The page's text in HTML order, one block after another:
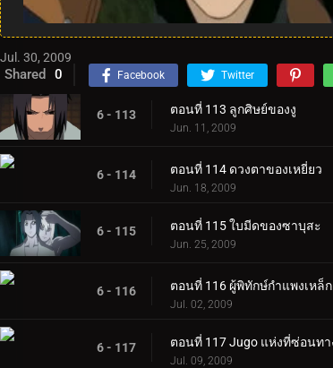
Jul. 30, 2009
Shared 0 Facebook Twitter
6 - 113 ตอนที่ 113 ลูกศิษย์ของงู
Jun. 11, 2009
6 - 114 ตอนที่ 114 ดวงตาของเหยี่ยว
Jun. 18, 2009
6 - 115 ตอนที่ 115 ใบมีดของซาบุสะ
Jun. 25, 2009
6 - 116 ตอนที่ 116 ผู้พิทักษ์กำแพงเหล็ก
Jul. 02, 2009
6 - 117 ตอนที่ 117 Jugo แห่งที่ซ่อนท
Jul. 09, 2009